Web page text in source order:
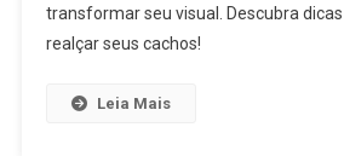
transformar seu visual. Descubra
realçar seus cachos!
Leia Mais